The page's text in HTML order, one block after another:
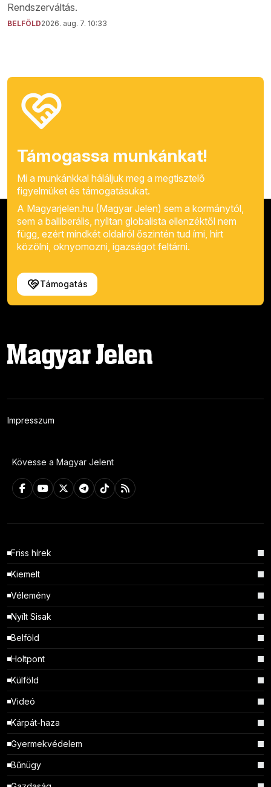
Rendszerváltás.
BELFÖLD2026. aug. 7. 10:33
Támogassa munkánkat!
Mi a munkánkkal háláljuk meg a megtisztelő
figyelmüket és támogatásukat.
A Magyarjelen.hu (Magyar Jelen) sem a kormánytól,
sem a balliberális, nyíltan globalista ellenzéktől nem
függ, ezért mindkét oldalról őszintén tud írni, hírt
közölni, oknyomozni, igazságot feltárni.
Támogatás
Impresszum
Kövesse a Magyar Jelent
Friss hírek
Kiemelt
Vélemény
Nyílt Sisak
Belföld
Holtpont
Külföld
Videó
Kárpát-haza
Gyermekvédelem
Bűnügy